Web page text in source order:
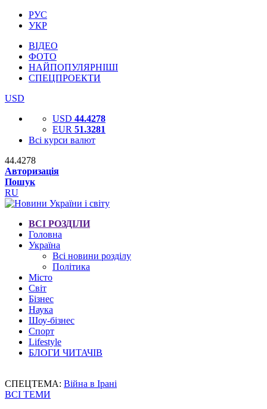
РУС
УКР
ВІДЕО
ФОТО
НАЙПОПУЛЯРНІШІ
СПЕЦПРОЕКТИ
USD
USD 44.4278
EUR 51.3281
Всі курси валют
44.4278
Авторизація
Пошук
RU
ВСІ РОЗДІЛИ
Головна
Україна
Всі новини розділу
Політика
Місто
Світ
Бізнес
Наука
Шоу-бізнес
Спорт
Lifestyle
БЛОГИ ЧИТАЧІВ
СПЕЦТЕМА: Війна в Ірані
ВСІ ТЕМИ